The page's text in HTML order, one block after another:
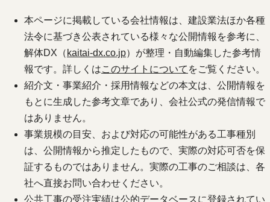
本ページに掲載している会社情報は、建設業法ほか各種
法令に基づき公表されている様々な公開情報を参考に、
解体DX（ kaitai-dx.co.jp）が整理・自動編集した参考情
報です。詳しくはこのサイトについて をご覧ください。
紹介文・事業紹介・採用情報などの本文は、公開情報を
もとに生成した参考文章であり、会社公式の発信情報で
はありません。
事業規模の目安、および対応の可能性がある工事種別
は、公開情報から推定したもので、実際の対応可否を保
証するものではありません。実際の工事のご相談は、各
社へ直接お問い合わせください。
公共工事の受注実績は公的データベースに登録されてい